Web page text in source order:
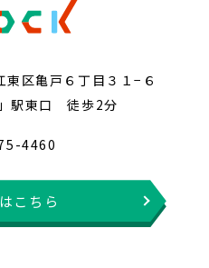
区亀戸６丁目３１−６
駅東口 徒歩2分
4460
こちら